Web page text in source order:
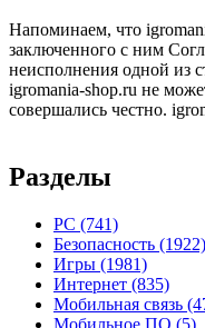
Напоминаем, что
заключенного с ним
неисполнения одной из
igromania-shop.ru не
совершались честно.
Разделы
PC (741)
Безопасность (1922)
Игры (1981)
Интернет (835)
Мобильная связь
Мобильное ПО (5)